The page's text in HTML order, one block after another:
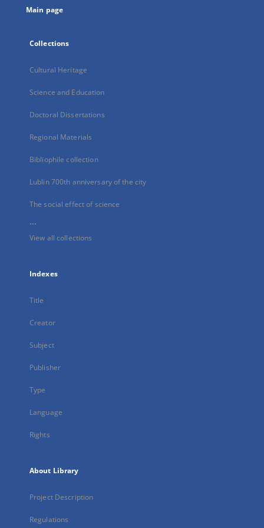
Main page
Collections
Cultural Heritage
Science and Education
Doctoral Dissertations
Regional Materials
Bibliophile collection
Lublin 700th anniversary of the city
The social effect of science
...
View all collections
Indexes
Title
Creator
Subject
Publisher
Type
Language
Rights
About Library
Project Description
Regulations